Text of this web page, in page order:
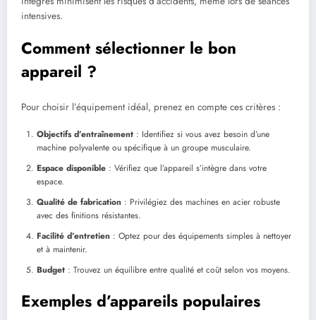
intensives.
Comment sélectionner le bon
appareil ?
Pour choisir l’équipement idéal, prenez en compte ces critères :
Objectifs d’entraînement : Identifiez si vous avez besoin d’une
machine polyvalente ou spécifique à un groupe musculaire.
Espace disponible : Vérifiez que l’appareil s’intègre dans votre
espace.
Qualité de fabrication : Privilégiez des machines en acier robuste
avec des finitions résistantes.
Facilité d’entretien : Optez pour des équipements simples à nettoyer
et à maintenir.
Budget : Trouvez un équilibre entre qualité et coût selon vos moyens.
Exemples d’appareils populaires